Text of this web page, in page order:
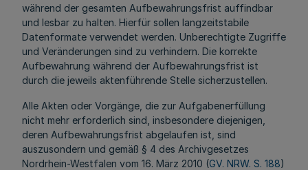
während der gesamten Aufbewahrungsfrist auffindbar
und lesbar zu halten. Hierfür sollen langzeitstabile
Datenformate verwendet werden. Unberechtigte Zugriffe
und Veränderungen sind zu verhindern. Die korrekte
Aufbewahrung während der Aufbewahrungsfrist ist
durch die jeweils aktenführende Stelle sicherzustellen.
Alle Akten oder Vorgänge, die zur Aufgabenerfüllung
nicht mehr erforderlich sind, insbesondere diejenigen,
deren Aufbewahrungsfrist abgelaufen ist, sind
auszusondern und gemäß § 4 des Archivgesetzes
Nordrhein-Westfalen vom 16. März 2010 (GV. NRW. S. 188)